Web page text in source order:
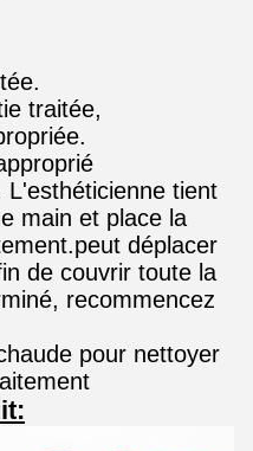
traitée,
tient
main et place la
déplacer
de couvrir toute la
recommencez
pour nettoyer